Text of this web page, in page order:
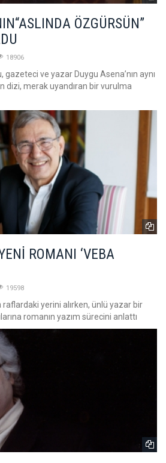
ÖZGÜRSÜN”
18906
gazeteci ve yazar Duygu Asena’nın aynı
dizi, merak uyandıran bir vurulma
ROMANI ‘VEBA
19598
raflardaki yerini alırken, ünlü yazar bir
romanın yazım sürecini anlattı